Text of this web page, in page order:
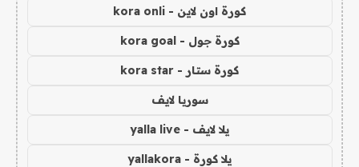
كورة اون لاين - kora onli
كورة جول - kora goal
كورة ستار - kora star
سوريا لايف
يلا لايف - yalla live
يلا كورة - yallakora